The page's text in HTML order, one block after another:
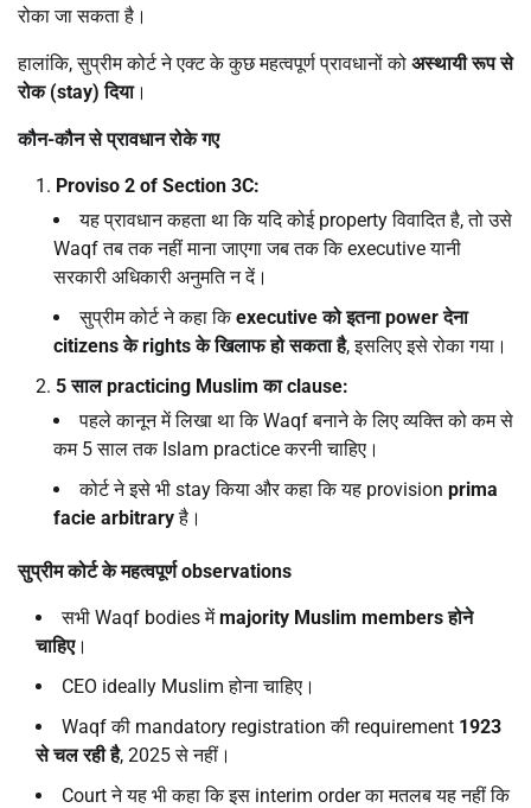
रोका जा सकता है।
हालांकि, सुप्रीम कोर्ट ने एक्ट के कुछ महत्वपूर्ण प्रावधानों को अस्थायी रूप से
रोक (stay)दिया।
कौन-कौन से प्रावधान रोके गए
Proviso 2 of Section 3C:
यह प्रावधान कहता था कि यदि कोई property विवादित है, तो उसे
Waqf तब तक नहीं माना जाएगा जब तक कि executive यानी
सरकारी अधिकारी अनुमति न दें।
सुप्रीम कोर्ट ने कहा किexecutiveको इतनाpowerदेना
citizensकेrightsके खिलाफ हो सकता है, इसलिए इसे रोका गया।
5सालpracticing Muslimकाclause:
पहले कानून में लिखा था कि Waqf बनाने के लिए व्यक्ति को कम से
कम 5 साल तक Islam practice करनी चाहिए।
कोर्ट ने इसे भी stay किया और कहा कि यह provision prima
facie arbitraryहै।
सुप्रीम कोर्ट के महत्वपूर्णobservations
सभी Waqf bodies मेंmajority Muslim membersहोने
चाहिए।
CEO ideally Muslim होना चाहिए।
Waqf की mandatory registration की requirement 1923
से चल रही है, 2025 से नहीं।
Court ने यह भी कहा कि इस interim order का मतलब यह नहीं कि